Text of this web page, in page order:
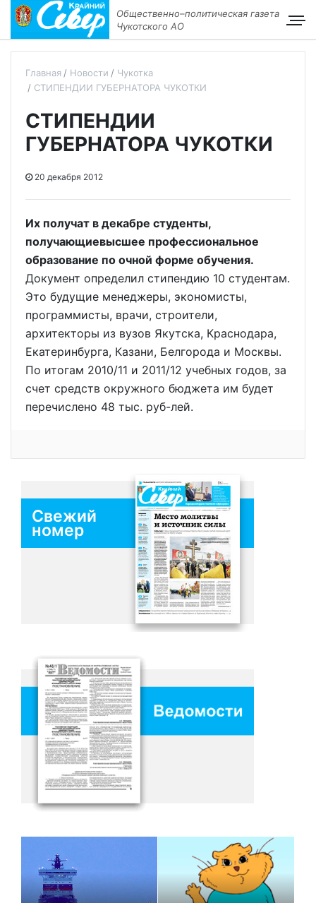
Общественно–политическая газета
Чукотского АО
Главная Новости
Чукотка
СТИПЕНДИИ ГУБЕРНАТОРА ЧУКОТКИ
СТИПЕНДИИ
ГУБЕРНАТОРА ЧУКОТКИ
20 декабря 2012
Их получат в декабре студенты,
получающиевысшее профессиональное
образование по очной форме обучения.
Документ определил стипендию 10 студентам.
Это будущие менеджеры, экономисты,
программисты, врачи, строители,
архитекторы из вузов Якутска, Краснодара,
Екатеринбурга, Казани, Белгорода и Москвы.
По итогам 2010/11 и 2011/12 учебных годов, за
счет средств окружного бюджета им будет
перечислено 48 тыс. руб-лей.
Свежий
номер